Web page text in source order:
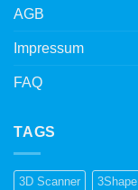
AGB
Impressum
FAQ
TAGS
3D Scanner 3Shape